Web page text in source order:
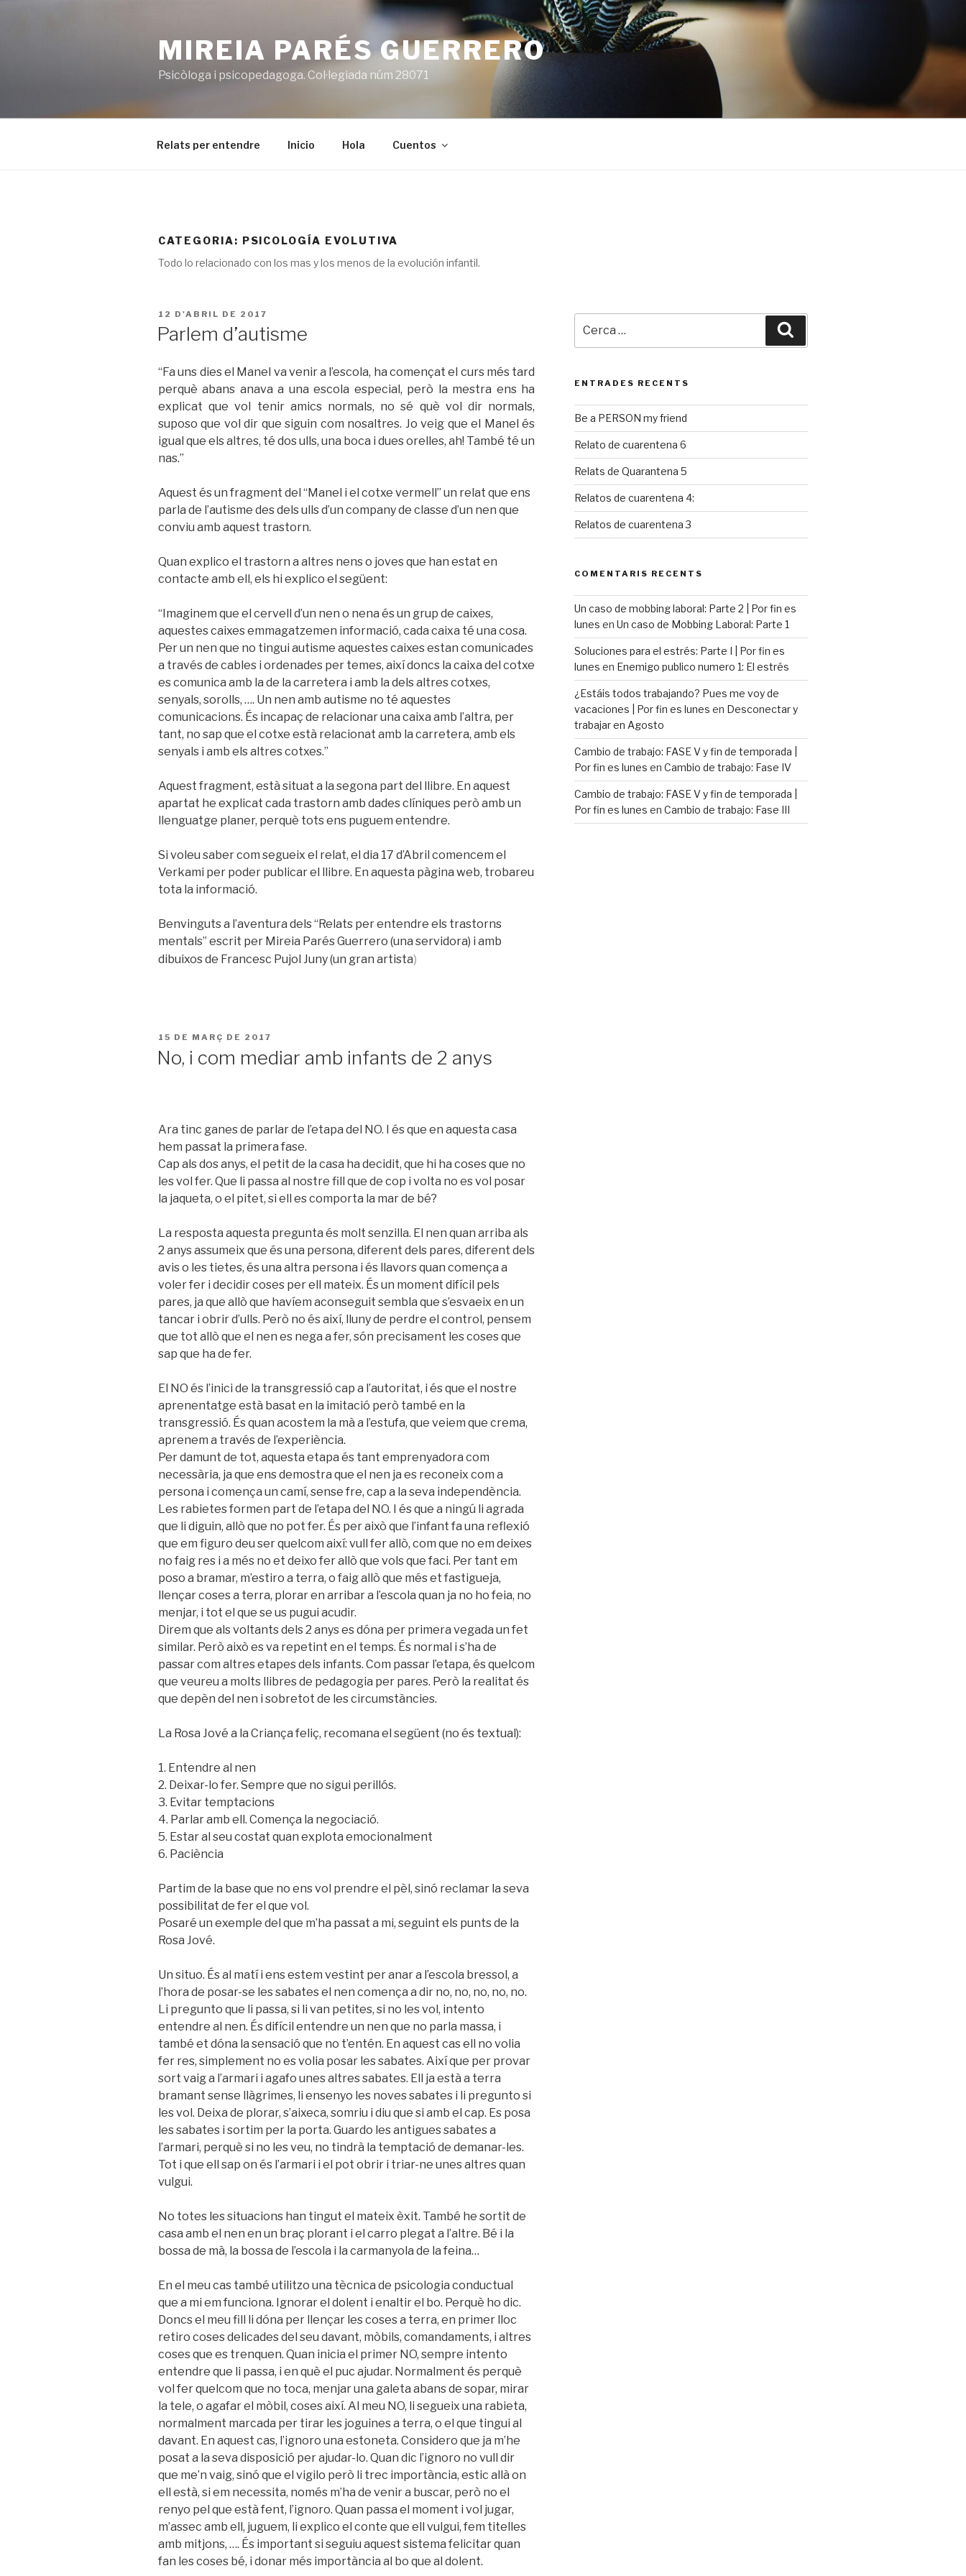
MIREIA PARÉS GUERRERO
Psicòloga i psicopedagoga. Col·legiada núm 28071
Relats per entendre Inicio Hola Cuentos
CATEGORIA: PSICOLOGÍA EVOLUTIVA
Todo lo relacionado con los mas y los menos de la evolución infantil.
PUBLICAT
A
12 D'ABRIL DE 2017
Parlem d’autisme
“Fa uns dies el Manel va venir a l’escola, ha començat el curs més tard
perquè abans anava a una escola especial, però la mestra ens ha
explicat que vol tenir amics normals, no sé què vol dir normals,
suposo que vol dir que siguin com nosaltres. Jo veig que el Manel és
igual que els altres, té dos ulls, una boca i dues orelles, ah! També té un
nas.”
Aquest és un fragment del “Manel i el cotxe vermell” un relat que ens
parla de l’autisme des dels ulls d’un company de classe d’un nen que
conviu amb aquest trastorn.
Quan explico el trastorn a altres nens o joves que han estat en
contacte amb ell, els hi explico el següent:
“Imaginem que el cervell d’un nen o nena és un grup de caixes,
aquestes caixes emmagatzemen informació, cada caixa té una cosa.
Per un nen que no tingui autisme aquestes caixes estan comunicades
a través de cables i ordenades per temes, així doncs la caixa del cotxe
es comunica amb la de la carretera i amb la dels altres cotxes,
senyals, sorolls, …. Un nen amb autisme no té aquestes
comunicacions. És incapaç de relacionar una caixa amb l’altra, per
tant, no sap que el cotxe està relacionat amb la carretera, amb els
senyals i amb els altres cotxes.”
Aquest fragment, està situat a la segona part del llibre. En aquest
apartat he explicat cada trastorn amb dades clíniques però amb un
llenguatge planer, perquè tots ens puguem entendre.
Si voleu saber com segueix el relat, el dia 17 d’Abril comencem el
Verkami per poder publicar el llibre. En aquesta pàgina web, trobareu
tota la informació.
Benvinguts a l’aventura dels “Relats per entendre els trastorns
mentals” escrit per Mireia Parés Guerrero (una servidora) i amb
dibuixos de Francesc Pujol Juny (un gran artista)
PUBLICAT
15 DE MARÇ DE 2017
No, i com mediar amb infants de 2 anys
Ara tinc ganes de parlar de l’etapa del NO. I és que en aquesta casa
hem passat la primera fase.
Cap als dos anys, el petit de la casa ha decidit, que hi ha coses que no
les vol fer. Que li passa al nostre fill que de cop i volta no es vol posar
la jaqueta, o el pitet, si ell es comporta la mar de bé?
La resposta aquesta pregunta és molt senzilla. El nen quan arriba als
2 anys assumeix que és una persona, diferent dels pares, diferent dels
avis o les tietes, és una altra persona i és llavors quan comença a
voler fer i decidir coses per ell mateix. És un moment difícil pels
pares, ja que allò que havíem aconseguit sembla que s’esvaeix en un
tancar i obrir d’ulls. Però no és així, lluny de perdre el control, pensem
que tot allò que el nen es nega a fer, són precisament les coses que
sap que ha de fer.
El NO és l’inici de la transgressió cap a l’autoritat, i és que el nostre
aprenentatge està basat en la imitació però també en la
transgressió. És quan acostem la mà a l’estufa, que veiem que crema,
aprenem a través de l’experiència.
Per damunt de tot, aquesta etapa és tant emprenyadora com
necessària, ja que ens demostra que el nen ja es reconeix com a
persona i comença un camí, sense fre, cap a la seva independència.
Les rabietes formen part de l’etapa del NO. I és que a ningú li agrada
que li diguin, allò que no pot fer. És per això que l’infant fa una reflexió
que em figuro deu ser quelcom així: vull fer allò, com que no em deixes
no faig res i a més no et deixo fer allò que vols que faci. Per tant em
poso a bramar, m’estiro a terra, o faig allò que més et fastigueja,
llençar coses a terra, plorar en arribar a l’escola quan ja no ho feia, no
menjar, i tot el que se us pugui acudir.
Direm que als voltants dels 2 anys es dóna per primera vegada un fet
similar. Però això es va repetint en el temps. És normal i s’ha de
passar com altres etapes dels infants. Com passar l’etapa, és quelcom
que veureu a molts llibres de pedagogia per pares. Però la realitat és
que depèn del nen i sobretot de les circumstàncies.
La Rosa Jové a la Criança feliç, recomana el següent (no és textual):
1. Entendre al nen
2. Deixar-lo fer. Sempre que no sigui perillós.
3. Evitar temptacions
4. Parlar amb ell. Comença la negociació.
5. Estar al seu costat quan explota emocionalment
6. Paciència
Partim de la base que no ens vol prendre el pèl, sinó reclamar la seva
possibilitat de fer el que vol.
Posaré un exemple del que m’ha passat a mi, seguint els punts de la
Rosa Jové.
Un situo. És al matí i ens estem vestint per anar a l’escola bressol, a
l’hora de posar-se les sabates el nen comença a dir no, no, no, no, no.
Li pregunto que li passa, si li van petites, si no les vol, intento
entendre al nen. És difícil entendre un nen que no parla massa, i
també et dóna la sensació que no t’entén. En aquest cas ell no volia
fer res, simplement no es volia posar les sabates. Així que per provar
sort vaig a l’armari i agafo unes altres sabates. Ell ja està a terra
bramant sense llàgrimes, li ensenyo les noves sabates i li pregunto si
les vol. Deixa de plorar, s’aixeca, somriu i diu que si amb el cap. Es posa
les sabates i sortim per la porta. Guardo les antigues sabates a
l’armari, perquè si no les veu, no tindrà la temptació de demanar-les.
Tot i que ell sap on és l’armari i el pot obrir i triar-ne unes altres quan
vulgui.
No totes les situacions han tingut el mateix èxit. També he sortit de
casa amb el nen en un braç plorant i el carro plegat a l’altre. Bé i la
bossa de mà, la bossa de l’escola i la carmanyola de la feina…
En el meu cas també utilitzo una tècnica de psicologia conductual
que a mi em funciona. Ignorar el dolent i enaltir el bo. Perquè ho dic.
Doncs el meu fill li dóna per llençar les coses a terra, en primer lloc
retiro coses delicades del seu davant, mòbils, comandaments, i altres
coses que es trenquen. Quan inicia el primer NO, sempre intento
entendre que li passa, i en què el puc ajudar. Normalment és perquè
vol fer quelcom que no toca, menjar una galeta abans de sopar, mirar
la tele, o agafar el mòbil, coses així. Al meu NO, li segueix una rabieta,
normalment marcada per tirar les joguines a terra, o el que tingui al
davant. En aquest cas, l’ignoro una estoneta. Considero que ja m’he
posat a la seva disposició per ajudar-lo. Quan dic l’ignoro no vull dir
que me’n vaig, sinó que el vigilo però li trec importància, estic allà on
ell està, si em necessita, només m’ha de venir a buscar, però no el
renyo pel que està fent, l’ignoro. Quan passa el moment i vol jugar,
m’assec amb ell, juguem, li explico el conte que ell vulgui, fem titelles
amb mitjons, …. És important si seguiu aquest sistema felicitar quan
fan les coses bé, i donar més importància al bo que al dolent.
ENTRADES RECENTS
Be a PERSON my friend
Relato de cuarentena 6
Relats de Quarantena 5
Relatos de cuarentena 4:
Relatos de cuarentena 3
COMENTARIS RECENTS
Un caso de mobbing laboral: Parte 2 | Por fin es
lunes en Un caso de Mobbing Laboral: Parte 1
Soluciones para el estrés: Parte I | Por fin es
lunes en Enemigo publico numero 1: El estrés
¿Estáis todos trabajando? Pues me voy de
vacaciones | Por fin es lunes en Desconectar y
trabajar en Agosto
Cambio de trabajo: FASE V y fin de temporada |
Por fin es lunes en Cambio de trabajo: Fase IV
Cambio de trabajo: FASE V y fin de temporada |
Por fin es lunes en Cambio de trabajo: Fase III